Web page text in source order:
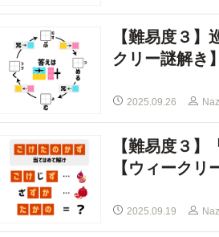
【難易度３
クリー謎解き】
2025.09.26
【難易度３
【ウィークリ
2025.09.19